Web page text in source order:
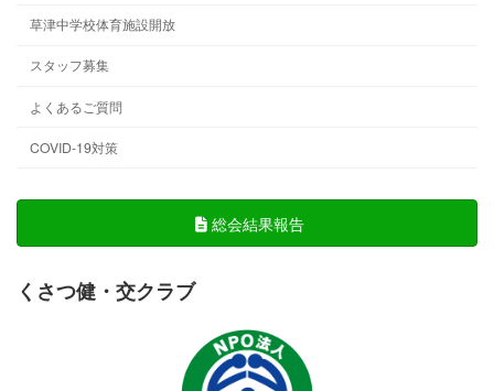
草津中学校体育施設開放
スタッフ募集
よくあるご質問
COVID-19対策
総会結果報告
くさつ健・交クラブ